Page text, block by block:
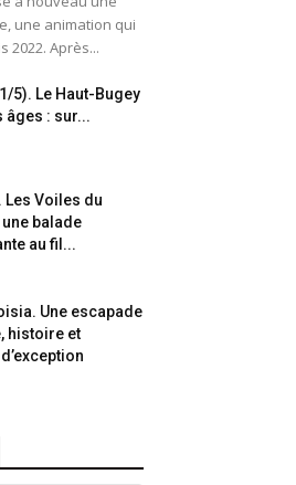
une animation qui
2022. Après...
5). Le Haut-Bugey
âges : sur...
Les Voiles du
balade
au fil...
Une escapade
histoire et